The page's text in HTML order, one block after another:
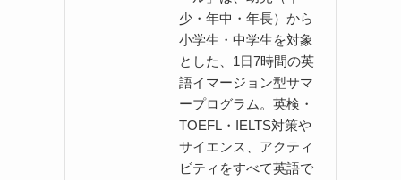
少・年中・年長）から
小学生・中学生を対象
とした、1日7時間の英
語イマージョン型サマ
ープログラム。英検・
TOEFL・IELTS対策や
サイエンス、アクティ
ビティをすべて英語で